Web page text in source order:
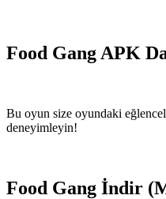
Food Gang APK
Bu oyun size oyundaki
deneyimleyin!
Food Gang İndir